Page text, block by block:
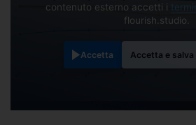
contenuto esterno accetti i
flourish.studio.
Accetta Accetta e